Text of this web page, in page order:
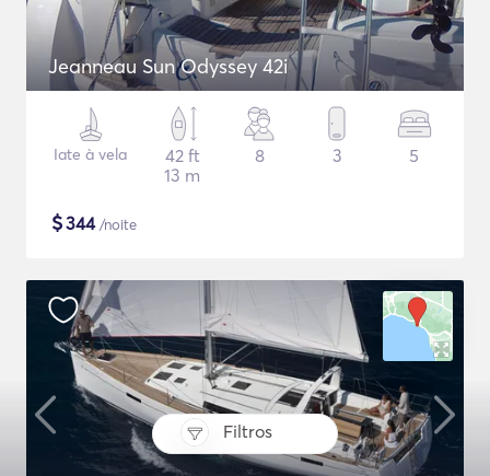
Filtros
Jeanneau Sun Odyssey 42i
Iate à vela
42 ft
13 m
8 3 5
$344/noite